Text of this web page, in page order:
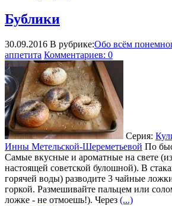
Бублики
30.09.2016 В рубрике:Обо всём
аппетита Комментариев: 0
Серия:
Инны Метельской-Шереметьевой По
Самые вкусные и ароматные на свете (из
настоящей советской булошной). В
горячей воды) разводите 3 чайные
горкой. Размешивайте пальцем или
ложке - не отмоешь!). Через (...)